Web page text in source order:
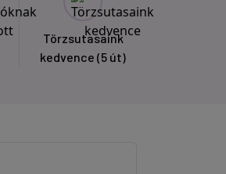
Törzsutasaink
kedvence (5 út)